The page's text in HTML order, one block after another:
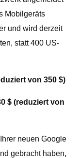
Mobilgeräts
und wird derzeit
statt 400 US-
von 350 $)
$ (reduziert von
neuen Google
gebracht haben,